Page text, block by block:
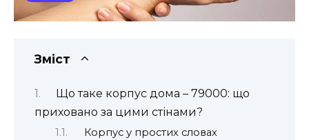
Зміст
Що таке корпус дома – 79000: що
приховано за цими стінами?
Корпус у простих словах